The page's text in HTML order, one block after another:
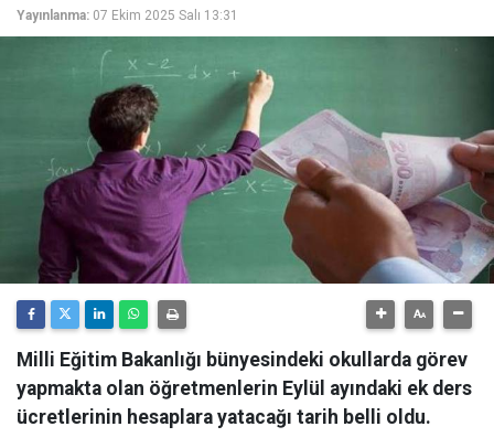
Yayınlanma: 07 Ekim 2025 Salı 13:31
Milli Eğitim Bakanlığı bünyesindeki okullarda görev
yapmakta olan öğretmenlerin Eylül ayındaki ek ders
ücretlerinin hesaplara yatacağı tarih belli oldu.